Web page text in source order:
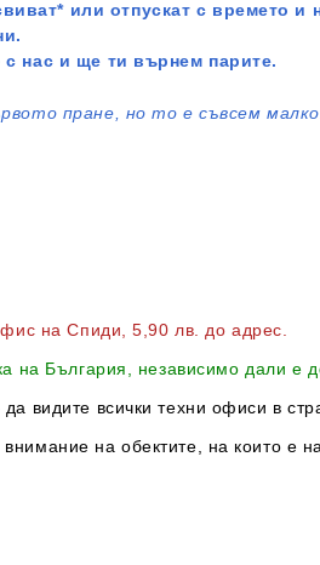
или отпускат с времето
с нас и ще ти върнем парите.
пране, но то е съвсем малко.
на Спиди , 5,90 лв. до адрес
на България, независимо дали
да видите всички техни офиси в
на обектите, на които